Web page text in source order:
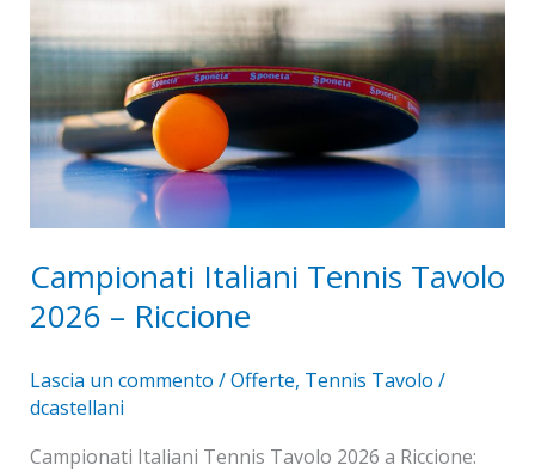
Campionati Italiani Tennis Tavolo
2026 – Riccione
Lascia un commento /Offerte, Tennis Tavolo /
dcastellani
Campionati Italiani Tennis Tavolo 2026 a Riccione:
Tavolo
2026
–
Riccione